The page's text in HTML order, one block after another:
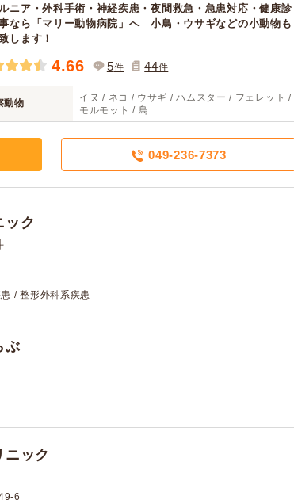
ニア・外科手術・神経疾患・夜間救急・急患対応・健康診
なら「マリー動物病院」へ 小鳥・ウサギなどの小動物も
します！
4.66 5件 44件
動物
イヌ / ネコ / ウサギ / ハムスター / フェレット /
モルモット / 鳥
049-236-7373
ック
/ 整形外科系疾患
ぶ
ニック
6